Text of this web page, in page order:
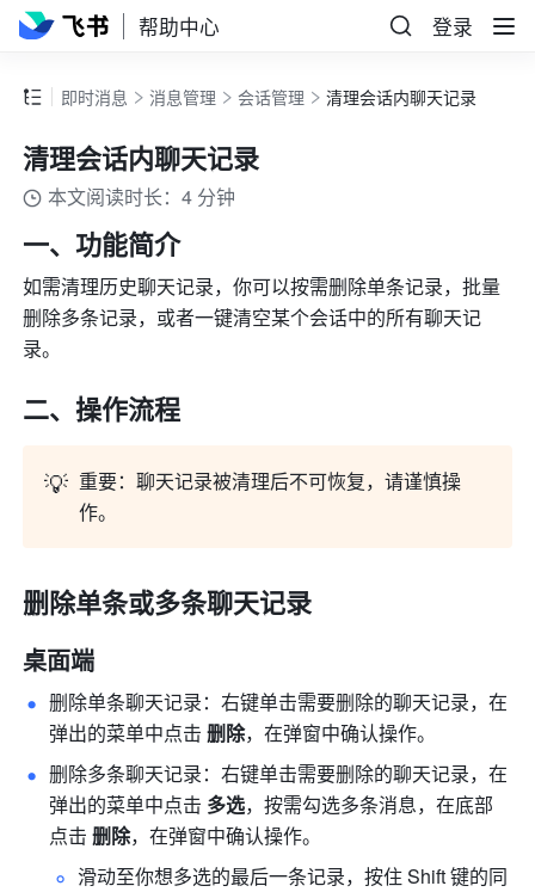
帮助中心 登录
即时消息 消息管理 会话管理 清理会话内聊天记录
清理会话内聊天记录
本文阅读时长：4 分钟
一、功能简介
如需清理历史聊天记录，你可以按需删除单条记录，批量
删除多条记录，或者一键清空某个会话中的所有聊天记
录。
二、操作流程
💡 重要：聊天记录被清理后不可恢复，请谨慎操
作。
删除单条或多条聊天记录
桌面端
删除单条聊天记录：右键单击需要删除的聊天记录，在
弹出的菜单中点击 删除，在弹窗中确认操作。
删除多条聊天记录：右键单击需要删除的聊天记录，在
弹出的菜单中点击 多选，按需勾选多条消息，在底部
点击 删除，在弹窗中确认操作。
滑动至你想多选的最后一条记录，按住 Shift 键的同